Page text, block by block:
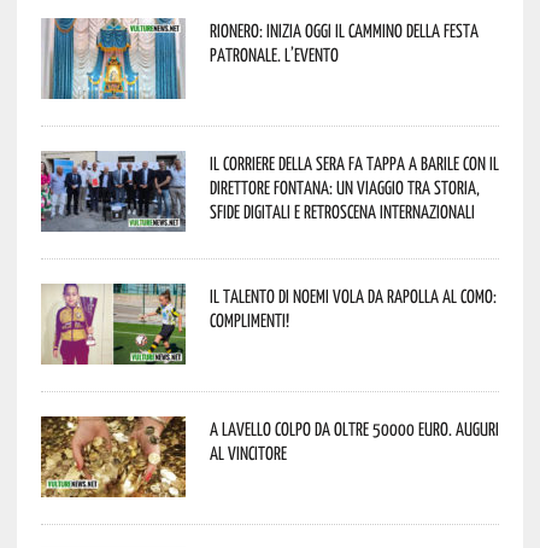
Rionero: inizia oggi il cammino della Festa
Patronale. L’evento
Il Corriere della Sera fa tappa a Barile con il
Direttore Fontana: un viaggio tra storia,
sfide digitali e retroscena internazionali
Il talento di Noemi vola da Rapolla al Como:
complimenti!
A Lavello colpo da oltre 50000 euro. Auguri
al vincitore